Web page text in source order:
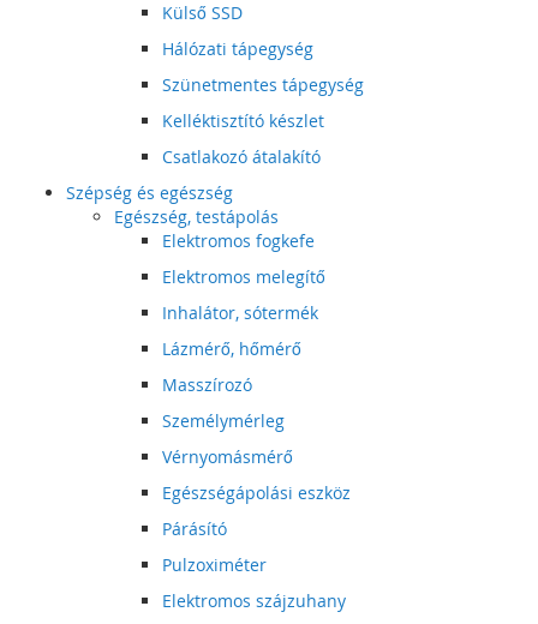
Külső SSD
Hálózati tápegység
Szünetmentes tápegység
Kelléktisztító készlet
Csatlakozó átalakító
Szépség és egészség
Egészség, testápolás
Elektromos fogkefe
Elektromos melegítő
Inhalátor, sótermék
Lázmérő, hőmérő
Masszírozó
Személymérleg
Vérnyomásmérő
Egészségápolási eszköz
Párásító
Pulzoximéter
Elektromos szájzuhany